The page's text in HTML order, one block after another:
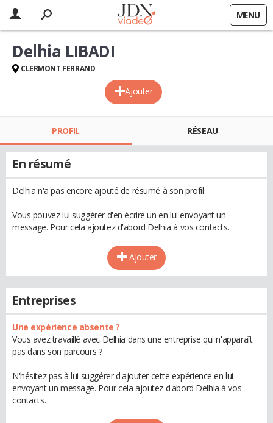
MENU
Ajouter
Delhia LIBADI
CLERMONT FERRAND
PROFIL RÉSEAU
En résumé
Delhia n'a pas encore ajouté de résumé à son profil.
Vous pouvez lui suggérer d'en écrire un en lui envoyant un
message. Pour cela ajoutez d'abord Delhia à vos contacts.
Ajouter
Entreprises
Une expérience absente ?
Vous avez travaillé avec Delhia dans une entreprise qui n'apparaît
pas dans son parcours ?
N'hésitez pas à lui suggérer d'ajouter cette expérience en lui
envoyant un message. Pour cela ajoutez d'abord Delhia à vos
contacts.